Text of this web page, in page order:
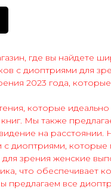
где вы найдете
с диоптриями для
2023 года,
которые
Мы также
на расстоянии.
с диоптриями,
зрения женские
что обеспечивает
предлагаем все